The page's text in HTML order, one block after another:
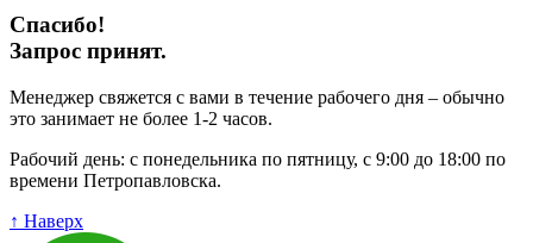
Спасибо!
Запрос принят.
Менеджер свяжется с вами в течение рабочего дня – обычно
это занимает не более 1-2 часов.
Рабочий день: с понедельника по пятницу, с 9:00 до 18:00 по
времени Петропавловска.
↑ Наверх